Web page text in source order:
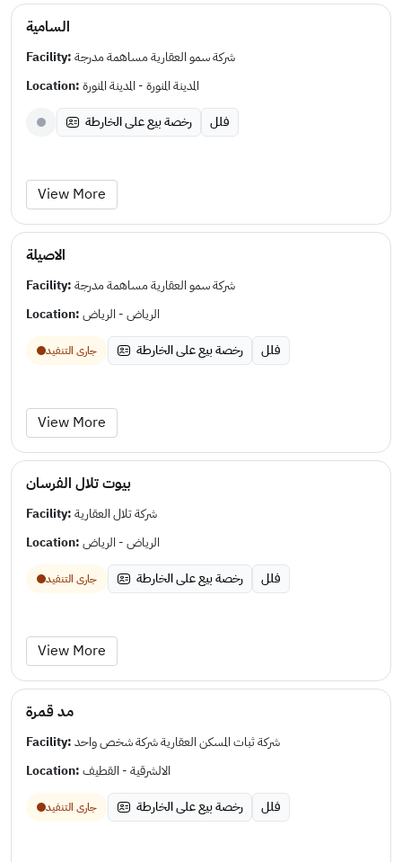
السامية
Facility:شركة سمو العقارية مساهمة مدرجة
Location:المدينة المنورة - المدينة المنورة
رخصة بيع على الخارطة
فلل
View More
الاصيلة
Facility:شركة سمو العقارية مساهمة مدرجة
Location:الرياض - الرياض
جارى التنفيد رخصة بيع على الخارطة فلل
View More
بيوت تلال الفرسان
Facility:شركة تلال العقارية
Location:الرياض - الرياض
جارى التنفيد رخصة بيع على الخارطة فلل
View More
مد قمرة
Facility:شركة ثبات المسكن العقارية شركة شخص واحد
Location:الالشرقية - القطيف
جارى التنفيد رخصة بيع على الخارطة فلل